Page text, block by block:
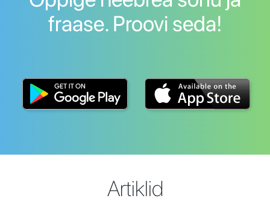
fraase. Proovi seda!
Artiklid